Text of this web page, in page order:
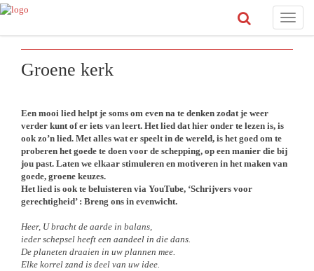
Toggle
Groene kerk
Een mooi lied helpt je soms om even na te denken zodat je weer
verder kunt of er iets van leert. Het lied dat hier onder te lezen is, is
ook zo’n lied. Met alles wat er speelt in de wereld, is het goed om te
proberen het goede te doen voor de schepping, op een manier die bij
jou past. Laten we elkaar stimuleren en motiveren in het maken van
goede, groene keuzes.
Het lied is ook te beluisteren via YouTube, ‘Schrijvers voor
gerechtigheid’ : Breng ons in evenwicht.
Heer, U bracht de aarde in balans,
ieder schepsel heeft een aandeel in die dans.
De planeten draaien in uw plannen mee.
Elke korrel zand is deel van uw idee.